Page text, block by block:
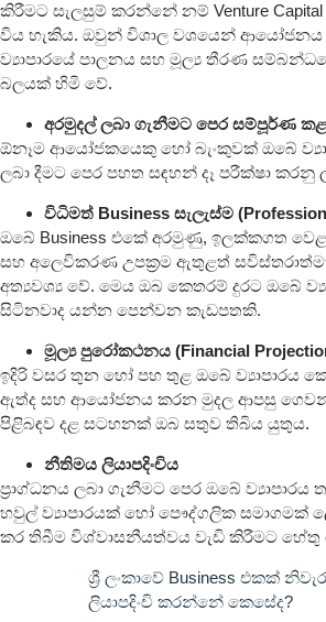
කිරීමට සැලසුම් කරන්නේ නම් Venture
විය හැකිය. ඔවුන් විශාල වශයෙන්
ව්‍යාපාරයේ පාලනය සහ මූල්‍ය තීරණ
බලයක් හිමි වේ.
අරමුදල් ලබා ගැනීමට පෙර සම්පූර්ණ
ඕනෑම ආයෝජකයෙකු හෝ බැංකුවක් ඔබේ
ලබා දීමට පෙර පහත සඳහන් දෑ පරීක්ෂා කරනු
විධිමත් Business සැලැස්ම
ඔබේ Business එකේ අරමුණු, ඉලක්කගත
සහ අලෙවිකරණ උපක්‍රම ඇතුළත්
අත්‍යවශ්‍ය වේ. මෙය ඔබ කෙතරම් දුරට ඔබේ
සිටිනවාද යන්න පෙන්වන කැඩපතකි.
මූල්‍ය පුරෝකථනය (Financial
ඉදිරි වසර තුන හෝ පහ තුළ ඔබේ ව්‍යාපාරය
ඇත්ද සහ ආයෝජනය කරන මුදල ආපසු
පිළිබඳව දළ සටහනක් ඔබ සතුව තිබිය යුතුය.
නීතිමය ලියාපදිංචිය
ප්‍රාග්ධනය ලබා ගැනීමට පෙර ඔබේ ව්‍යාපාරය
හවුල් ව්‍යාපාරයක් හෝ පෞද්ගලික සමාගමක්
කර තිබීම විශ්වාසනීයත්වය වැඩි කිරීමට හේතු
ශ්‍රී ලංකාවේ Business එකක්
ලියාපදිංචි කරන්නේ කෙසේද?